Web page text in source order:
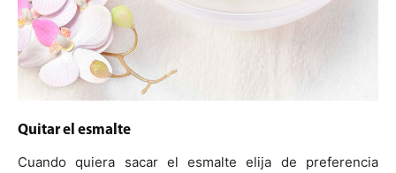
Quitar el esmalte
Cuando quiera sacar el esmalte elija de preferencia